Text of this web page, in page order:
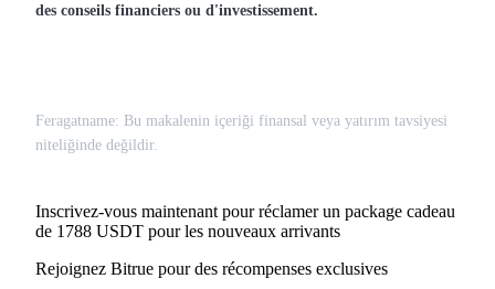
USDT Flexible Staking | Daily Rewards
des conseils financiers ou d'investissement.
Feragatname: Bu makalenin içeriği finansal veya yatırım tavsiyesi
niteliğinde değildir.
Inscrivez-vous maintenant pour réclamer un package cadeau
de 1788 USDT pour les nouveaux arrivants
Rejoignez Bitrue pour des récompenses exclusives